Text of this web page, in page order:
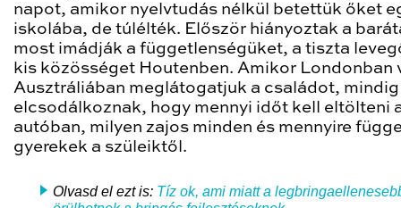
napot, amikor nyelvtudás nélkül betettük őket
iskolába, de túlélték. Először hiányoztak a
most imádják a függetlenségüket, a tiszta
kis közösséget Houtenben. Amikor Londonban
Ausztráliában meglátogatjuk a családot, mindig
elcsodálkoznak, hogy mennyi időt kell eltölteni
autóban, milyen zajos minden és mennyire
gyerekek a szüleiktől.
Olvasd el ezt is: Tíz ok, ami miatt a